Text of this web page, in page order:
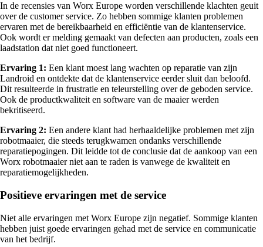
In de recensies van Worx Europe worden verschillende klachten geuit
over de customer service. Zo hebben sommige klanten problemen
ervaren met de bereikbaarheid en efficiëntie van de klantenservice.
Ook wordt er melding gemaakt van defecten aan producten, zoals een
laadstation dat niet goed functioneert.
Ervaring 1: Een klant moest lang wachten op reparatie van zijn
Landroid en ontdekte dat de klantenservice eerder sluit dan beloofd.
Dit resulteerde in frustratie en teleurstelling over de geboden service.
Ook de productkwaliteit en software van de maaier werden
bekritiseerd.
Ervaring 2: Een andere klant had herhaaldelijke problemen met zijn
robotmaaier, die steeds terugkwamen ondanks verschillende
reparatiepogingen. Dit leidde tot de conclusie dat de aankoop van een
Worx robotmaaier niet aan te raden is vanwege de kwaliteit en
reparatiemogelijkheden.
Positieve ervaringen met de service
Niet alle ervaringen met Worx Europe zijn negatief. Sommige klanten
hebben juist goede ervaringen gehad met de service en communicatie
van het bedrijf.